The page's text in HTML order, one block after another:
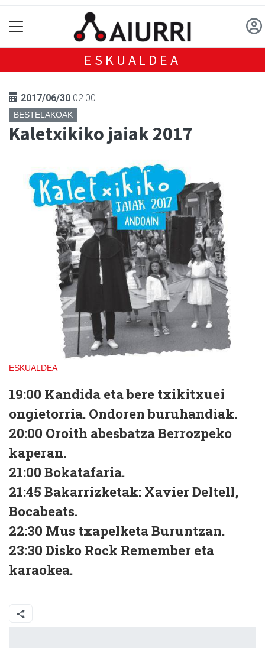
ESKUALDEA
2017/06/30 02:00
BESTELAKOAK
Kaletxikiko jaiak 2017
ESKUALDEA
19:00 Kandida eta bere txikitxuei
ongietorria. Ondoren buruhandiak.
20:00 Oroith abesbatza Berrozpeko
kaperan.
21:00 Bokatafaria.
21:45 Bakarrizketak: Xavier Deltell,
Bocabeats.
22:30 Mus txapelketa Buruntzan.
23:30 Disko Rock Remember eta
karaokea.